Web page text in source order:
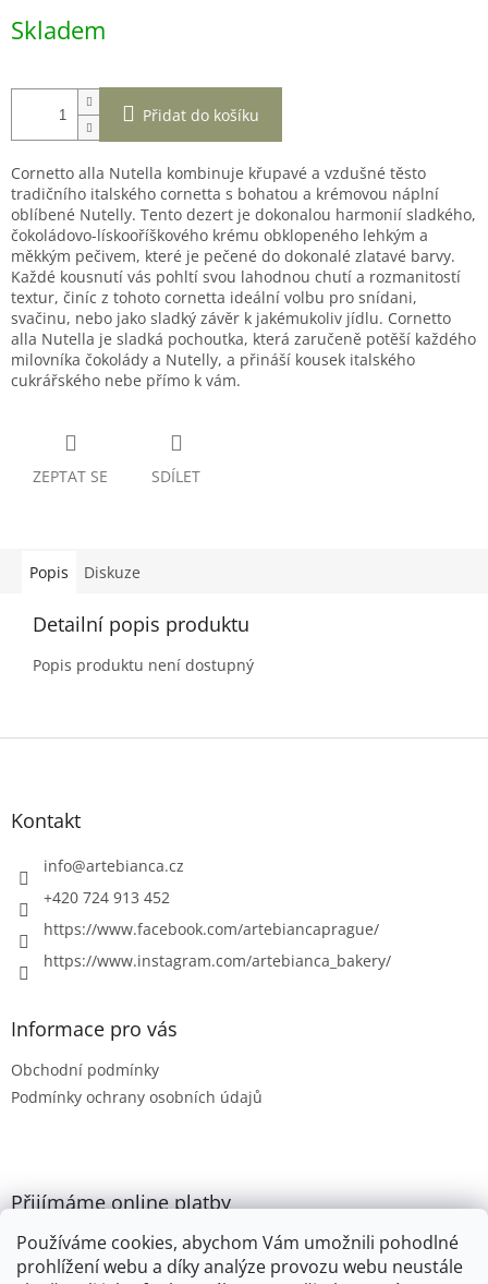
Používáme cookies, abychom Vám umožnili pohodlné
prohlížení webu a díky analýze provozu webu neustále
cena:
Skladem
Přidat do košíku
Cornetto alla Nutella kombinuje křupavé a vzdušné těsto
tradičního italského cornetta s bohatou a krémovou náplní
oblíbené Nutelly. Tento dezert je dokonalou harmonií sladkého,
čokoládovo-lískooříškového krému obklopeného lehkým a
měkkým pečivem, které je pečené do dokonalé zlatavé barvy.
Každé kousnutí vás pohltí svou lahodnou chutí a rozmanitostí
textur, činíc z tohoto cornetta ideální volbu pro snídani,
svačinu, nebo jako sladký závěr k jakémukoliv jídlu. Cornetto
alla Nutella je sladká pochoutka, která zaručeně potěší každého
milovníka čokolády a Nutelly, a přináší kousek italského
cukrářského nebe přímo k vám.
ZEPTAT SE SDÍLET
Popis Diskuze
Detailní popis produktu
Popis produktu není dostupný
Z
Kontakt
info@artebianca.cz
+420 724 913 452
https://www.facebook.com/artebiancaprague/
https://www.instagram.com/artebianca_bakery/
Informace pro vás
Obchodní podmínky
Podmínky ochrany osobních údajů
Přijímáme online platby